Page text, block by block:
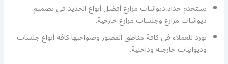
يستخدم حداد ديوانيات مزارع أفضل أنواع الحديد في تصميم
ديوانيات مزارع وجلسات مزارع خارجية.
نورد للعملاء في كافة مناطق القصور وضواحيها كافة أنواع جلسات
وديوانيات خارجية وداخلية.